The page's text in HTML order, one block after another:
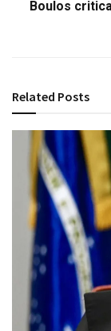
Boulos
Related Posts